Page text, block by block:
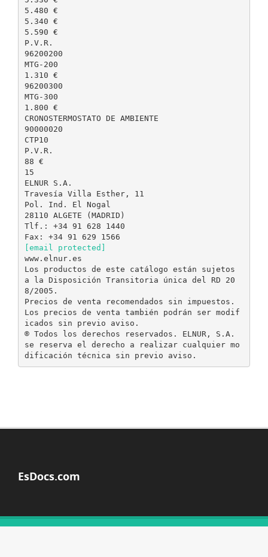
[email protected]
www.elnur.es
Los productos de este catálogo están sujetos
a la Disposición Transitoria única del RD 20
8/2005.
Precios de venta recomendados sin impuestos.
Los precios de venta también podrán ser modif
icados sin previo aviso.
® Todos los derechos reservados. ELNUR, S.A.
se reserva el derecho a realizar cualquier mo
EsDocs.com